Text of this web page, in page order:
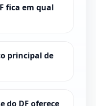
fica em qual
principal de
do DF oferece